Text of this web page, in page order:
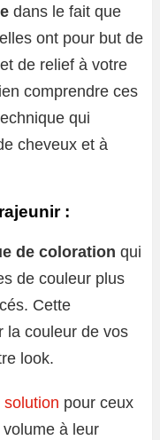
dans le fait que
ont pour but de
de relief à votre
comprendre ces
qui
cheveux et à
:
de coloration qui
de couleur plus
Cette
la couleur de vos
look.
pour ceux
à leur